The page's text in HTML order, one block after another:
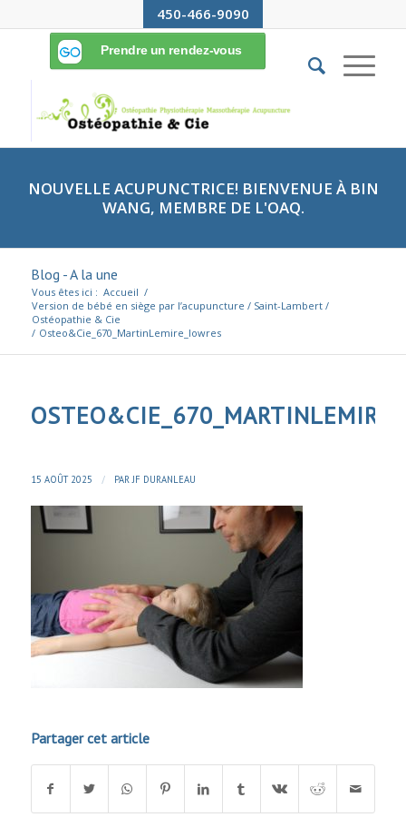
450-466-9090
NOUVELLE ACUPUNCTRICE! BIENVENUE À BIN
WANG, MEMBRE DE L'OAQ.
Blog - A la une
Vous êtes ici : Accueil /
Version de bébé en siège par l’acupuncture / Saint-Lambert /
Ostéopathie & Cie
/ Osteo&Cie_670_MartinLemire_lowres
15 AOÛT 2025 / PAR JF DURANLEAU
Partager cet article